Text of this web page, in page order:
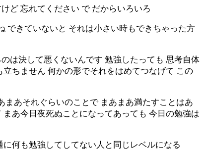
ど 忘れてください で だからいろいろ
できていないと それは小さい時もできちゃった方
は決して悪くないんです 勉強したっても 思考自体
ちません 何かの形でそれをはめてつなげて この
あそれぐらいのことで まあまあ満たすことはあ
あ今日夜死ぬことになってあっても 今日の勉強は
何も勉強してしてない人と同じレベルになる